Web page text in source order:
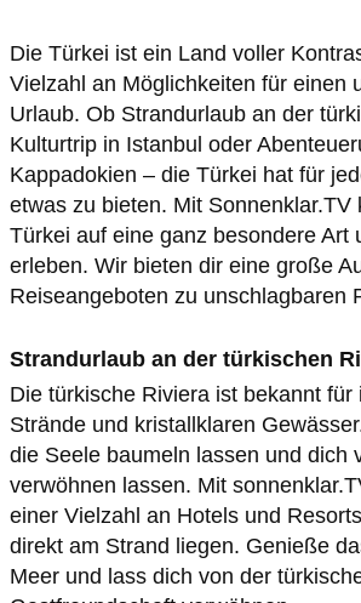
Die Türkei ist ein Land voller
Vielzahl an Möglichkeiten für einen
Urlaub. Ob Strandurlaub an der
Kulturtrip in Istanbul oder
Kappadokien – die Türkei hat für
etwas zu bieten. Mit Sonnenklar.TV
Türkei auf eine ganz besondere Art
erleben. Wir bieten dir eine große
Reiseangeboten zu unschlagbaren
Strandurlaub an der türkischen
Die türkische Riviera ist bekannt für
Strände und kristallklaren
die Seele baumeln lassen und dich
verwöhnen lassen. Mit
einer Vielzahl an Hotels und
direkt am Strand liegen. Genieße
Meer und lass dich von der